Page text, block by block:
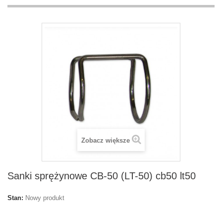
Zobacz większe
Sanki sprężynowe CB-50 (LT-50) cb50 lt50
Stan: Nowy produkt